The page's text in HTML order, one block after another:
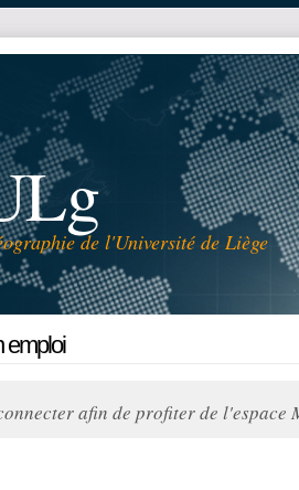
de l'Université de Liège
emploi
afin de profiter de l'espace